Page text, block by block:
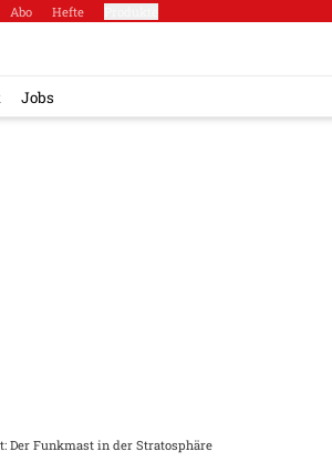
Abo Hefte
Jobs
Der Funkmast in der Stratosphäre